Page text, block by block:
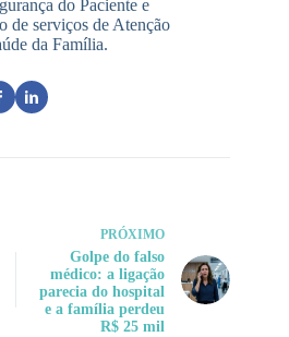
do Paciente e
de serviços de Atenção
da Família.
PRÓXIMO
Golpe do falso
médico: a ligação
parecia do hospital
e a família perdeu
R$ 25 mil